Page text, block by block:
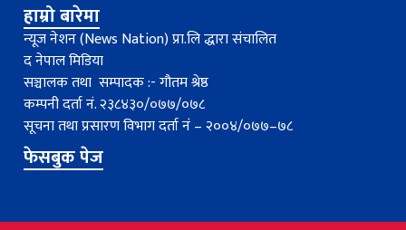
हाम्रो बारेमा
न्यूज नेशन (News Nation) प्रा.लि द्धारा संचालित
द नेपाल मिडिया
सञ्चालक तथा सम्पादक :- गौतम श्रेष्ठ
कम्पनी दर्ता नं. २३८४३०/०७७/०७८
सूचना तथा प्रसारण विभाग दर्ता नंं – २००४/०७७–७८
फेसबुक पेज